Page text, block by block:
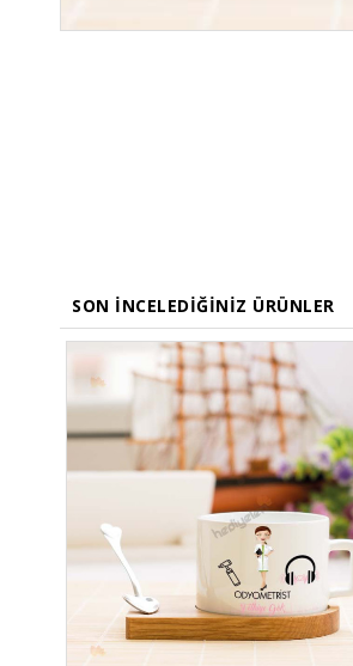
SON İNCELEDIĞINIZ ÜRÜNLER